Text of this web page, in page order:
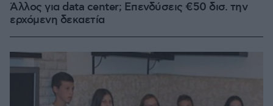
Άλλος για data center; Επενδύσεις €50 δισ. την
ερχόμενη δεκαετία